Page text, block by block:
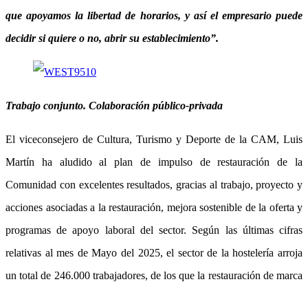
que apoyamos la libertad de horarios, y así el empresario puede
decidir si quiere o no, abrir su establecimiento”.
Trabajo conjunto. Colaboración público-privada
El viceconsejero de Cultura, Turismo y Deporte de la CAM, Luis
Martín ha aludido al plan de impulso de restauración de la
Comunidad con excelentes resultados, gracias al trabajo, proyecto y
acciones asociadas a la restauración, mejora sostenible de la oferta y
programas de apoyo laboral del sector. Según las últimas cifras
relativas al mes de Mayo del 2025, el sector de la hostelería arroja
un total de 246.000 trabajadores, de los que la restauración de marca